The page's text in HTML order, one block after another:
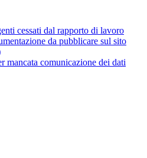
cessati dal rapporto di lavoro
da pubblicare sul sito
mancata comunicazione dei dati